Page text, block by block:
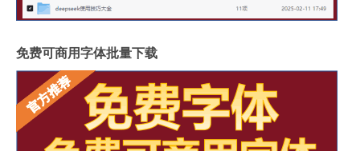
免费可商用字体批量下载